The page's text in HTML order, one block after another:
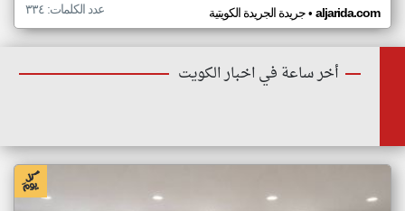
جريدة الجريدة الكويتية• aljarida.com عدد الكلمات: ٣٣٤
أخر ساعة في اخبار الكويت